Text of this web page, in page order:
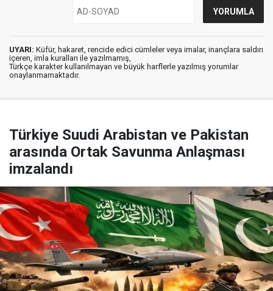
UYARI: Küfür, hakaret, rencide edici cümleler veya imalar, inançlara saldırı
içeren, imla kuralları ile yazılmamış,
Türkçe karakter kullanılmayan ve büyük harflerle yazılmış yorumlar
onaylanmamaktadır.
Türkiye Suudi Arabistan ve Pakistan
arasında Ortak Savunma Anlaşması
imzalandı